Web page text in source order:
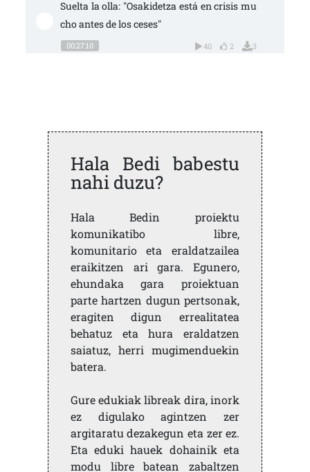
Suelta la olla: "Osakidetza está en crisis mu
cho antes de los ceses"
00:27:10 40 2 3
Hala Bedi babestu
nahi duzu?
Hala Bedin proiektu
komunikatibo libre,
komunitario eta eraldatzailea
eraikitzen ari gara. Egunero,
ehundaka gara proiektuan
parte hartzen dugun pertsonak,
eragiten digun errealitatea
behatuz eta hura eraldatzen
saiatuz, herri mugimenduekin
batera.
Gure edukiak libreak dira, inork
ez digulako agintzen zer
argitaratu dezakegun eta zer ez.
Eta eduki hauek dohainik eta
modu libre batean zabaltzen